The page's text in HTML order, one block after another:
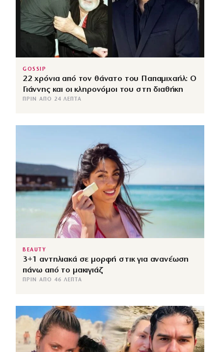
GOSSIP
22 χρόνια από τον θάνατο του Παπαμιχαήλ: Ο
Γιάννης και οι κληρονόμοι του στη διαθήκη
ΠΡΙΝ ΑΠΌ 24 ΛΕΠΤΆ
BEAUTY
3+1 αντηλιακά σε μορφή στικ για ανανέωση
πάνω από το μακιγιάζ
ΠΡΙΝ ΑΠΌ 46 ΛΕΠΤΆ